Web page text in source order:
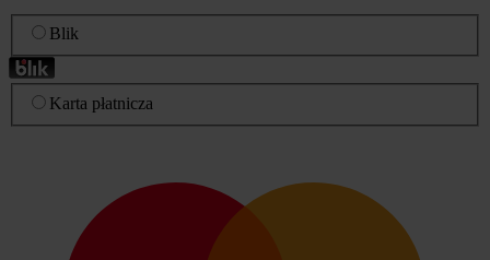
Blik
Karta płatnicza